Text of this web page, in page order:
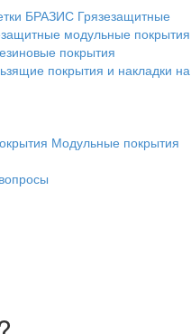
БРАЗИС Грязезащитные
модульные покрытия
покрытия
покрытия и накладки на
Модульные покрытия